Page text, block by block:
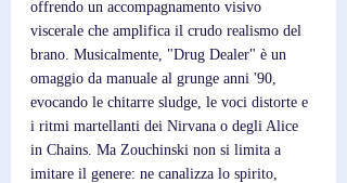
offrendo un accompagnamento visivo
viscerale che amplifica il crudo realismo del
brano. Musicalmente, "Drug Dealer" è un
omaggio da manuale al grunge anni '90,
evocando le chitarre sludge, le voci distorte e
i ritmi martellanti dei Nirvana o degli Alice
in Chains. Ma Zouchinski non si limita a
imitare il genere: ne canalizza lo spirito,